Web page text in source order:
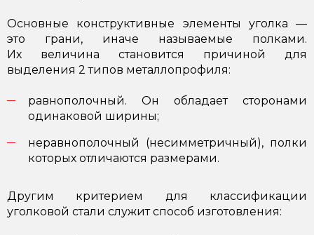
Основные конструктивные элементы уголка —
это грани, иначе называемые полками.
Их величина становится причиной для
выделения 2 типов металлопрофиля:
равнополочный. Он обладает сторонами
одинаковой ширины;
неравнополочный (несимметричный), полки
которых отличаются размерами.
Другим критерием для классификации
уголковой стали служит способ изготовления: